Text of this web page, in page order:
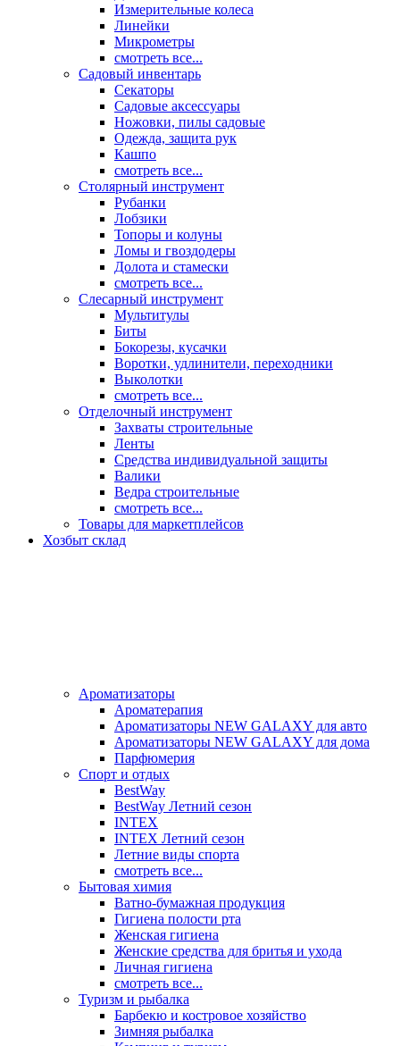
Измерительные колеса
Линейки
Микрометры
смотреть все...
Садовый инвентарь
Секаторы
Садовые аксессуары
Ножовки, пилы садовые
Одежда, защита рук
Кашпо
смотреть все...
Столярный инструмент
Рубанки
Лобзики
Топоры и колуны
Ломы и гвоздодеры
Долота и стамески
смотреть все...
Слесарный инструмент
Мультитулы
Биты
Бокорезы, кусачки
Воротки, удлинители, переходники
Выколотки
смотреть все...
Отделочный инструмент
Захваты строительные
Ленты
Средства индивидуальной защиты
Валики
Ведра строительные
смотреть все...
Товары для маркетплейсов
Хозбыт склад
Ароматизаторы
Ароматерапия
Ароматизаторы NEW GALAXY для авто
Ароматизаторы NEW GALAXY для дома
Парфюмерия
Спорт и отдых
BestWay
BestWay Летний сезон
INTEX
INTEX Летний сезон
Летние виды спорта
смотреть все...
Бытовая химия
Ватно-бумажная продукция
Гигиена полости рта
Женская гигиена
Женские средства для бритья и ухода
Личная гигиена
смотреть все...
Туризм и рыбалка
Барбекю и костровое хозяйство
Зимняя рыбалка